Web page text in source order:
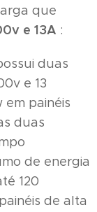
que
e 13A :
duas
e 13
painéis
duas
de energia
120
de alta